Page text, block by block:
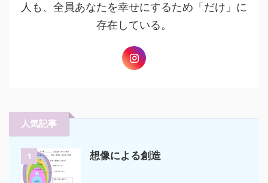
人も、全員あなたを幸せにするため「だけ」に
存在している。
人気記事
1 想像による創造